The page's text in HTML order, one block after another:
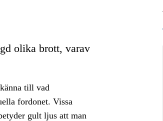
olika brott, varav
till vad
fordonet. Vissa
gult ljus att man